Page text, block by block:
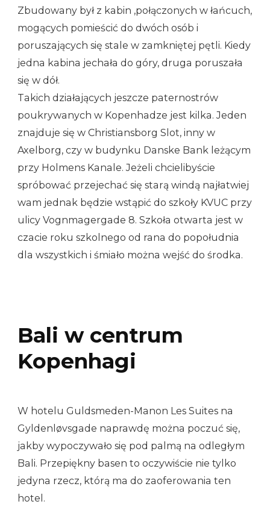
Zbudowany był z kabin ,połączonych w łańcuch,
mogących pomieścić do dwóch osób i
poruszających się stale w zamkniętej pętli. Kiedy
jedna kabina jechała do góry, druga poruszała
się w dół.
Takich działających jeszcze paternostrów
poukrywanych w Kopenhadze jest kilka. Jeden
znajduje się w Christiansborg Slot, inny w
Axelborg, czy w budynku Danske Bank leżącym
przy Holmens Kanale. Jeżeli chcielibyście
spróbować przejechać się starą windą najłatwiej
wam jednak będzie wstąpić do szkoły KVUC przy
ulicy Vognmagergade 8. Szkoła otwarta jest w
czacie roku szkolnego od rana do popołudnia
dla wszystkich i śmiało można wejść do środka.
Bali w centrum
Kopenhagi
W hotelu Guldsmeden-Manon Les Suites na
Gyldenløvsgade naprawdę można poczuć się,
jakby wypoczywało się pod palmą na odległym
Bali. Przepiękny basen to oczywiście nie tylko
jedyna rzecz, którą ma do zaoferowania ten
hotel.